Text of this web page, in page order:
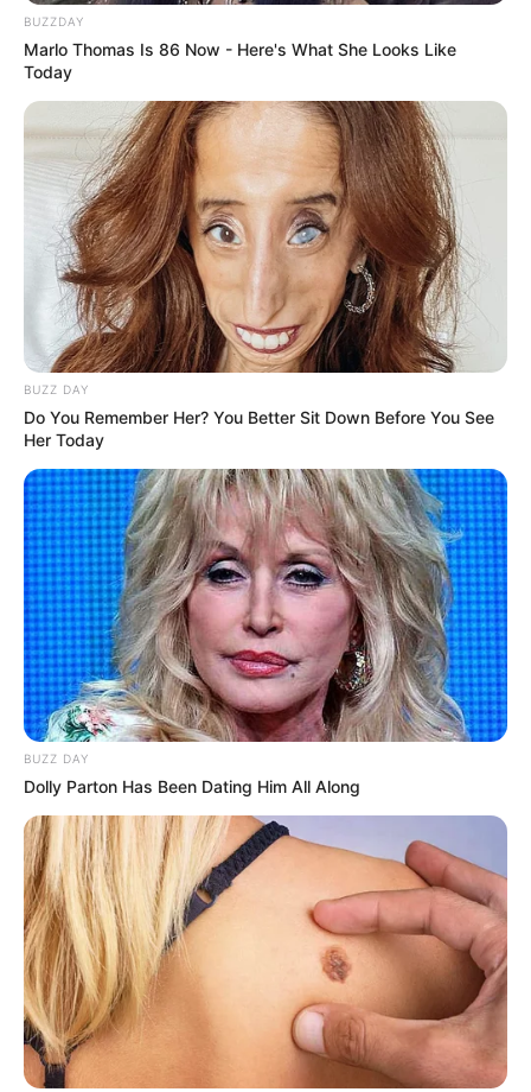
BUZZDAY
Marlo Thomas Is 86 Now - Here's What She Looks Like
Today
BUZZ DAY
Do You Remember Her? You Better Sit Down Before You See
Her Today
BUZZ DAY
Dolly Parton Has Been Dating Him All Along